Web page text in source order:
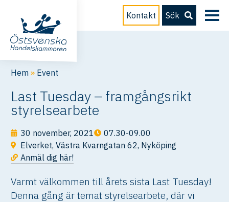
Kontakt Sök
Hem » Event
Last Tuesday – framgångsrikt
styrelsearbete
30 november, 2021
07.30-09.00
Elverket, Västra Kvarngatan 62, Nyköping
Anmäl dig här!
Varmt välkommen till årets sista Last Tuesday!
Denna gång är temat styrelsearbete, där vi